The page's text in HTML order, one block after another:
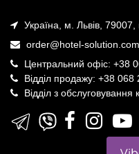
Україна, м. Львів,
order@hotel-
Центральний офіс: +38
Відділ продажу: +38 068
Відділ з обслуговування